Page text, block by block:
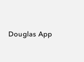
Douglas App